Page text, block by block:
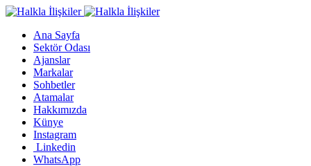
Ana Sayfa
Sektör Odası
Ajanslar
Markalar
Sohbetler
Atamalar
Hakkımızda
Künye
Instagram
Linkedin
WhatsApp